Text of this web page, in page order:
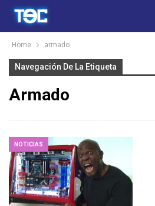
Home armado
Navegación De La Etiqueta
Armado
NOTICIAS